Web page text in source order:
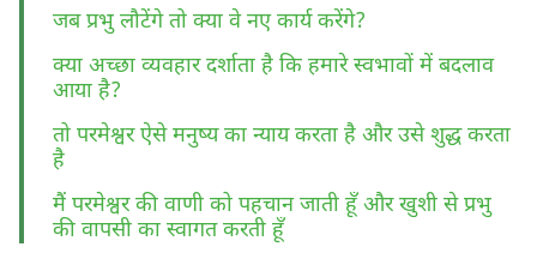
जब प्रभु लौटेंगे तो क्या वे नए कार्य करेंगे?
क्या अच्छा व्यवहार दर्शाता है कि हमारे स्वभावों में बदलाव
आया है?
तो परमेश्वर ऐसे मनुष्य का न्याय करता है और उसे शुद्ध करता
है
मैं परमेश्वर की वाणी को पहचान जाती हूँ और खुशी से प्रभु
की वापसी का स्वागत करती हूँ